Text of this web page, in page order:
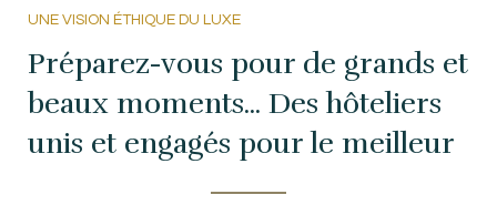
UNE VISION ÉTHIQUE DU LUXE
Préparez-vous pour de grands et
beaux moments... Des hôteliers
unis et engagés pour le meilleur